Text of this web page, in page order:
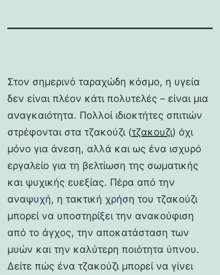
Στον σημερινό ταραχώδη κόσμο, η υγεία
δεν είναι πλέον κάτι πολυτελές – είναι μια
αναγκαιότητα. Πολλοί ιδιοκτήτες σπιτιών
στρέφονται στα τζακούζι (τζακουζι) όχι
μόνο για άνεση, αλλά και ως ένα ισχυρό
εργαλείο για τη βελτίωση της σωματικής
και ψυχικής ευεξίας. Πέρα από την
αναψυχή, η τακτική χρήση του τζακούζι
μπορεί να υποστηρίξει την ανακούφιση
από το άγχος, την αποκατάσταση των
μυών και την καλύτερη ποιότητα ύπνου.
Δείτε πώς ένα τζακούζι μπορεί να γίνει